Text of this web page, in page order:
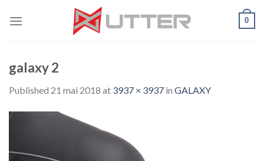
0
galaxy 2
Published 21 mai 2018 at 3937 × 3937 in GALAXY